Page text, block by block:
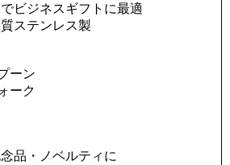
ビジネスギフトに最適
ステンレス製
ーン
ーク
品・ノベルティに